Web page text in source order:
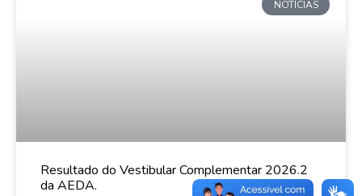
NOTÍCIAS
Resultado do Vestibular Complementar 2026.2
da AEDA.